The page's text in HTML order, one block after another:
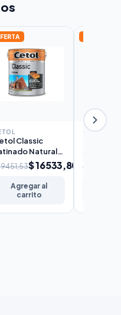
Classic
Natural
$ 16533,80
Agregar al
carrito
CETOL
Satinado
$ 19451,53